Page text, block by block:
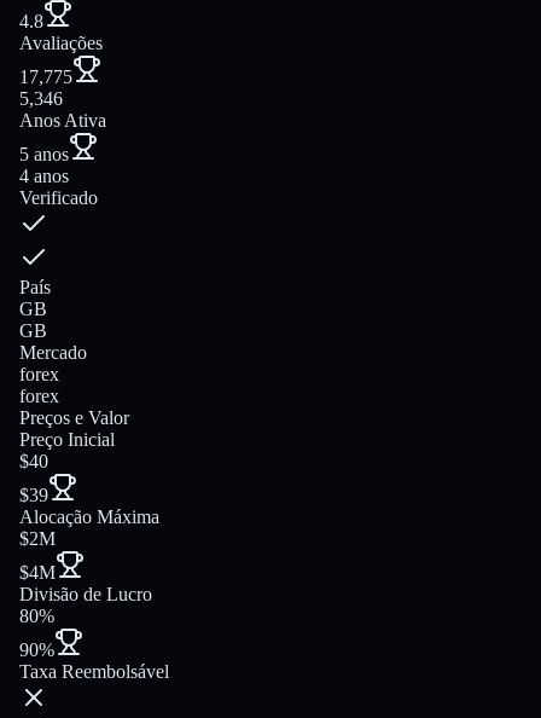
4.8
Avaliações
17,775
5,346
Anos Ativa
5 anos
4 anos
Verificado
País
GB
GB
Mercado
forex
forex
Preços e Valor
Preço Inicial
$40
$39
Alocação Máxima
$2M
$4M
Divisão de Lucro
80%
90%
Taxa Reembolsável